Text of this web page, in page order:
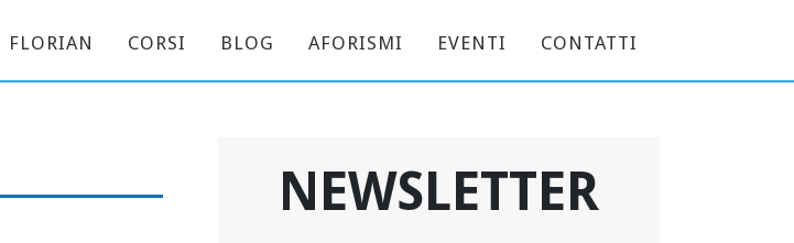
FLORIAN CORSI BLOG AFORISMI EVENTI CONTATTI
NEWSLETTER